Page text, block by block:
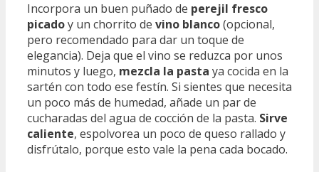
Incorpora un buen puñado de perejil fresco
picadoy un chorrito de vino blanco(opcional,
pero recomendado para dar un toque de
elegancia). Deja que el vino se reduzca por unos
minutos y luego, mezcla la pasta ya cocida en la
sartén con todo ese festín. Si sientes que necesita
un poco más de humedad, añade un par de
cucharadas del agua de cocción de la pasta. Sirve
caliente, espolvorea un poco de queso rallado y
disfrútalo, porque esto vale la pena cada bocado.